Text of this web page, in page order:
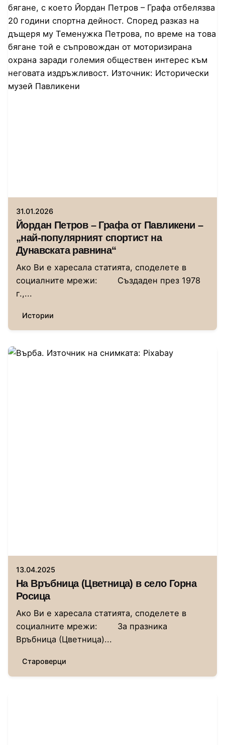
31.01.2026
Йордан Петров – Графа от Павликени –
„най-популярният спортист на
Дунавската равнина“
Ако Ви е харесала статията, споделете в
социалните мрежи: Създаден през 1978
г.,...
Истории
13.04.2025
На Връбница (Цветница) в село Горна
Росица
Ако Ви е харесала статията, споделете в
социалните мрежи: За празника
Връбница (Цветница)...
Староверци